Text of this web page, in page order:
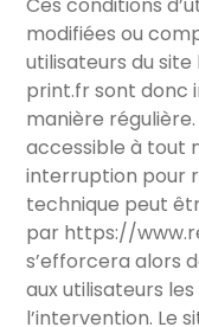
Ces conditions
modifiées ou
utilisateurs du site
print.frsont donc
manière
accessible à tout
interruption pour
technique peut
par https://
s’efforcera alors
aux utilisateurs
l’intervention. Le